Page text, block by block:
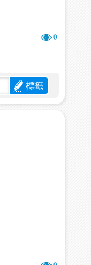
0
標籤